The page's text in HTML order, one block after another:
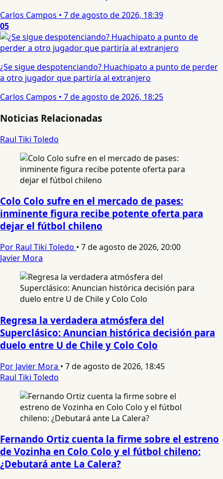
Carlos Campos • 7 de agosto de 2026, 18:39
05
¿Se sigue despotenciando? Huachipato a punto de perder
a otro jugador que partiría al extranjero
Carlos Campos • 7 de agosto de 2026, 18:25
Noticias Relacionadas
Raul Tiki Toledo
Colo Colo sufre en el mercado de pases:
inminente figura recibe potente oferta para
dejar el fútbol chileno
Por Raul Tiki Toledo • 7 de agosto de 2026, 20:00
Javier Mora
Regresa la verdadera atmósfera del
Superclásico: Anuncian histórica decisión para
duelo entre U de Chile y Colo Colo
Por Javier Mora • 7 de agosto de 2026, 18:45
Raul Tiki Toledo
Fernando Ortiz cuenta la firme sobre el estreno
de Vozinha en Colo Colo y el fútbol chileno:
¿Debutará ante La Calera?